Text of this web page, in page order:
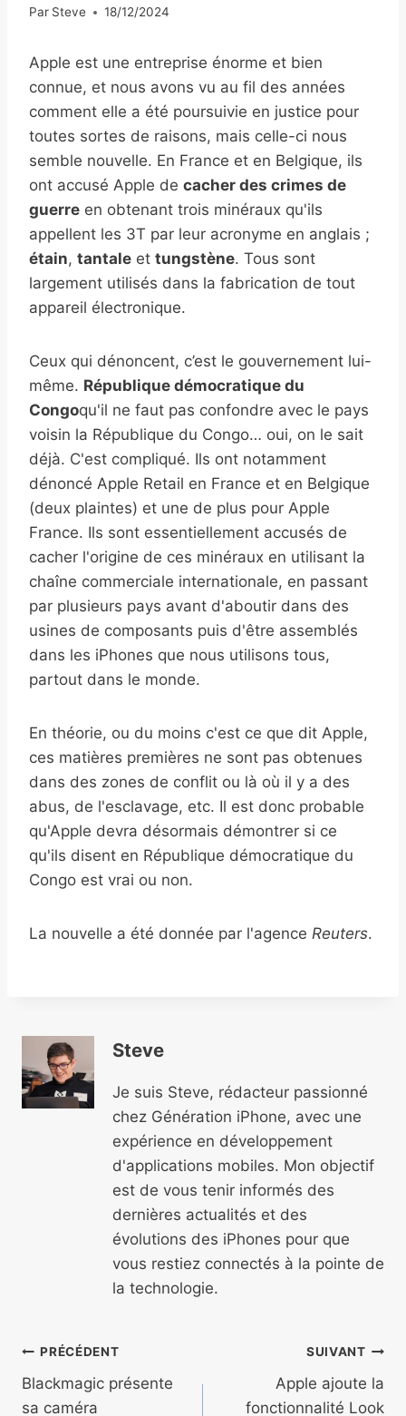
Par Steve 18/12/2024
Apple est une entreprise énorme et bien
connue, et nous avons vu au fil des années
comment elle a été poursuivie en justice pour
toutes sortes de raisons, mais celle-ci nous
semble nouvelle. En France et en Belgique, ils
ont accusé Apple de cacher des crimes de
guerre en obtenant trois minéraux qu'ils
appellent les 3T par leur acronyme en anglais ;
étain, tantale et tungstène. Tous sont
largement utilisés dans la fabrication de tout
appareil électronique.
Ceux qui dénoncent, c’est le gouvernement lui-
même. République démocratique du
Congoqu'il ne faut pas confondre avec le pays
voisin la République du Congo… oui, on le sait
déjà. C'est compliqué. Ils ont notamment
dénoncé Apple Retail en France et en Belgique
(deux plaintes) et une de plus pour Apple
France. Ils sont essentiellement accusés de
cacher l'origine de ces minéraux en utilisant la
chaîne commerciale internationale, en passant
par plusieurs pays avant d'aboutir dans des
usines de composants puis d'être assemblés
dans les iPhones que nous utilisons tous,
partout dans le monde.
En théorie, ou du moins c'est ce que dit Apple,
ces matières premières ne sont pas obtenues
dans des zones de conflit ou là où il y a des
abus, de l'esclavage, etc. Il est donc probable
qu'Apple devra désormais démontrer si ce
qu'ils disent en République démocratique du
Congo est vrai ou non.
La nouvelle a été donnée par l'agence Reuters.
Steve
Je suis Steve, rédacteur passionné
chez Génération iPhone, avec une
expérience en développement
d'applications mobiles. Mon objectif
est de vous tenir informés des
dernières actualités et des
évolutions des iPhones pour que
vous restiez connectés à la pointe de
la technologie.
Navigation
de
PRÉCÉDENT
Blackmagic présente
sa caméra
SUIVANT
Apple ajoute la
fonctionnalité Look